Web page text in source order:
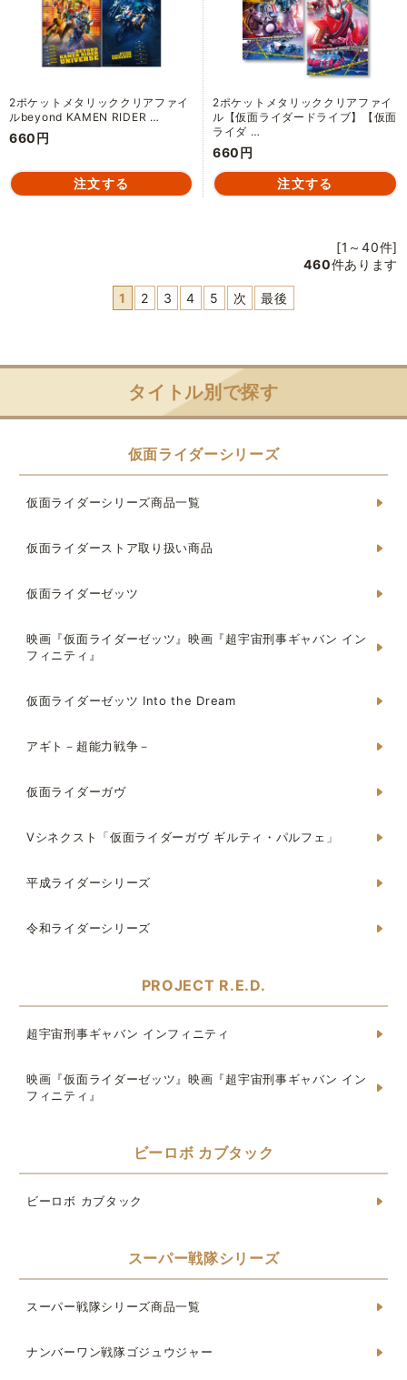
2ポケットメタリッククリアファイ
ルbeyond KAMEN RIDER …
660円
2ポケットメタリッククリアファイ
ル【仮面ライダードライブ】【仮面
ライダ …
660円
[1～40件]
460件あります
1 2 3 4 5 次 最後
タイトル別で探す
仮面ライダーシリーズ
仮面ライダーシリーズ商品一覧
仮面ライダーストア取り扱い商品
仮面ライダーゼッツ
映画『仮面ライダーゼッツ』映画『超宇宙刑事ギャバン イン
フィニティ』
仮面ライダーゼッツ Into the Dream
アギト－超能力戦争－
仮面ライダーガヴ
Vシネクスト「仮面ライダーガヴ ギルティ・パルフェ」
平成ライダーシリーズ
令和ライダーシリーズ
PROJECT R.E.D.
超宇宙刑事ギャバン インフィニティ
映画『仮面ライダーゼッツ』映画『超宇宙刑事ギャバン イン
フィニティ』
ビーロボ カブタック
ビーロボ カブタック
スーパー戦隊シリーズ
スーパー戦隊シリーズ商品一覧
ナンバーワン戦隊ゴジュウジャー